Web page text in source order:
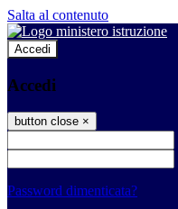
Salta al contenuto
Accedi
Accedi
button close ×
Password dimenticata?